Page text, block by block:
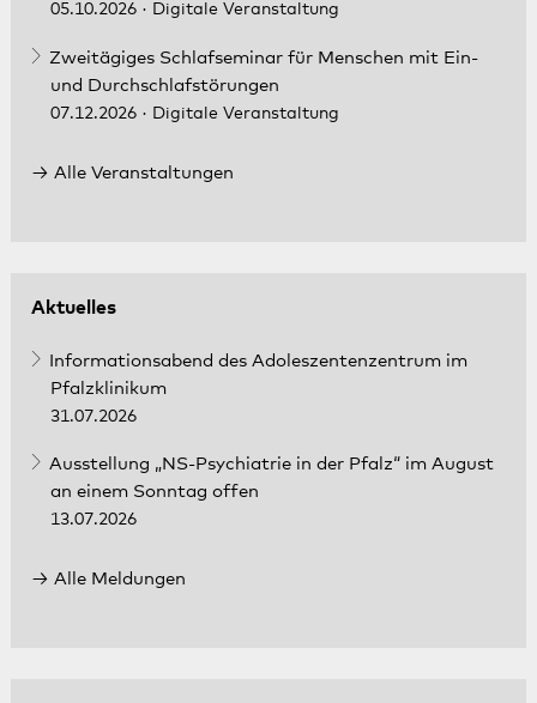
05.10.2026 · Digitale Veranstaltung
Zweitägiges Schlafseminar für Menschen mit Ein-
und Durchschlafstörungen
07.12.2026 · Digitale Veranstaltung
Alle Veranstaltungen
Aktuelles
Informationsabend des Adoleszentenzentrum im
Pfalzklinikum
31.07.2026
Ausstellung „NS-Psychiatrie in der Pfalz“ im August
an einem Sonntag offen
13.07.2026
Alle Meldungen